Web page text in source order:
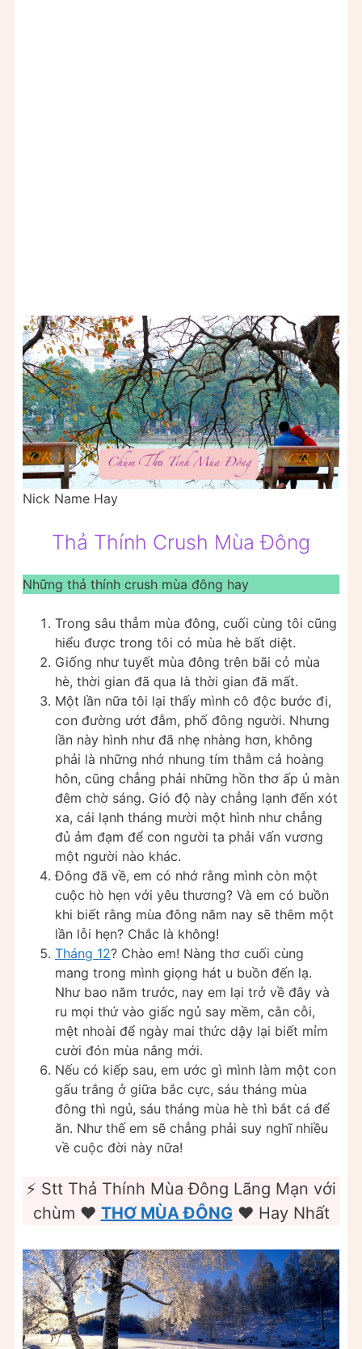
Nick Name Hay
Thả Thính Crush Mùa Đông
Những thả thính crush mùa đông hay
Trong sâu thẳm mùa đông, cuối cùng tôi cũng
hiểu được trong tôi có mùa hè bất diệt.
Giống như tuyết mùa đông trên bãi cỏ mùa
hè, thời gian đã qua là thời gian đã mất.
Một lần nữa tôi lại thấy mình cô độc bước đi,
con đường ướt đẫm, phố đông người. Nhưng
lần này hình như đã nhẹ nhàng hơn, không
phải là những nhớ nhung tím thẫm cả hoàng
hôn, cũng chẳng phải những hồn thơ ấp ủ màn
đêm chờ sáng. Gió độ này chẳng lạnh đến xót
xa, cái lạnh tháng mười một hình như chẳng
đủ ảm đạm để con người ta phải vấn vương
một người nào khác.
Đông đã về, em có nhớ rằng mình còn một
cuộc hò hẹn với yêu thương? Và em có buồn
khi biết rằng mùa đông năm nay sẽ thêm một
lần lỗi hẹn? Chắc là không!
Tháng 12? Chào em! Nàng thơ cuối cùng
mang trong mình giọng hát u buồn đến lạ.
Như bao năm trước, nay em lại trở về đây và
ru mọi thứ vào giấc ngủ say mềm, cằn cỗi,
mệt nhoài để ngày mai thức dậy lại biết mỉm
cười đón mùa nắng mới.
Nếu có kiếp sau, em ước gì mình làm một con
gấu trắng ở giữa bắc cực, sáu tháng mùa
đông thì ngủ, sáu tháng mùa hè thì bắt cá để
ăn. Như thế em sẽ chẳng phải suy nghĩ nhiều
về cuộc đời này nữa!
⚡ Stt Thả Thính Mùa Đông Lãng Mạn với
chùm ❤️️ THƠ MÙA ĐÔNG❤️️ Hay Nhất